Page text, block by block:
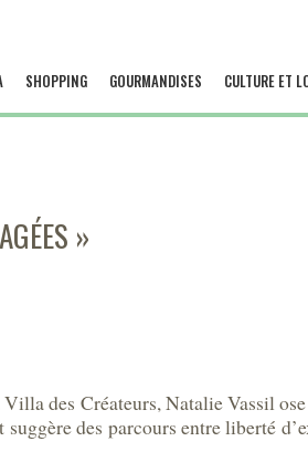
SHOPPING GOURMANDISES CULTURE ET
»
des Créateurs, Natalie Vassil
des parcours entre liberté